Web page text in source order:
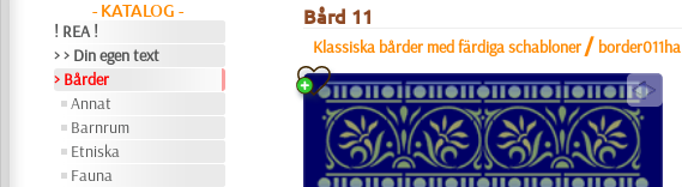
- KATALOG -
! REA !
> > Din egen text
> Bårder
Annat
Barnrum
Etniska
Fauna
Bård 11
Klassiska bårder med färdiga schabloner / border011ha
a